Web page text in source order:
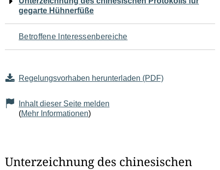
für
den
gegarte Hühnerfüße
Betroffene Interessenbereiche
Regelungsvorhaben herunterladen (PDF)
Inhalt dieser Seite melden
(Mehr Informationen)
Unterzeichnung des chinesischen